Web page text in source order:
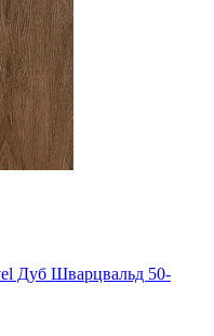
Дуб Шварцвальд 50-